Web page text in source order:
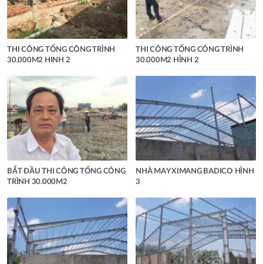
THI CÔNG TỔNG CÔNG TRÌNH
30.000M2 HINH 2
THI CÔNG TỔNG CÔNG TRÌNH
30.000M2 HÌNH 2
BẮT ĐẦU THI CÔNG TỔNG CÔNG
TRÌNH 30.000M2
NHÀ MAY XIMANG BADICO HÌNH
3